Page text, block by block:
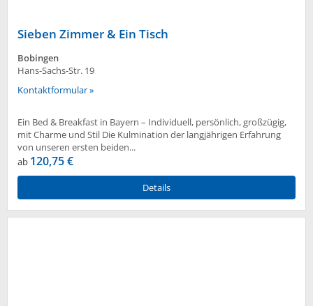
Sieben Zimmer & Ein Tisch
Bobingen
Hans-Sachs-Str. 19
Kontaktformular »
Ein Bed & Breakfast in Bayern – Individuell, persönlich, großzügig,
mit Charme und Stil Die Kulmination der langjährigen Erfahrung
von unseren ersten beiden...
ab 120,75 €
Details